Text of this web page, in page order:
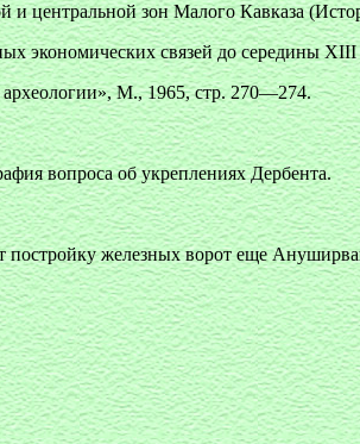
центральной зон Малого Кавказа
экономических связей до середины
М., 1965, стр. 270—274.
вопроса об укреплениях Дербента.
железных ворот еще